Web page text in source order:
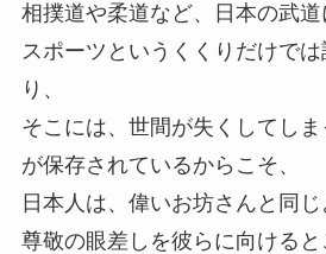
相撲道や柔道など、日本の武道
スポーツというくくりだけで
り、
そこには、世間が失くしてし
が保存されているからこそ、
日本人は、偉いお坊さんと同じ
尊敬の眼差しを彼らに向けると